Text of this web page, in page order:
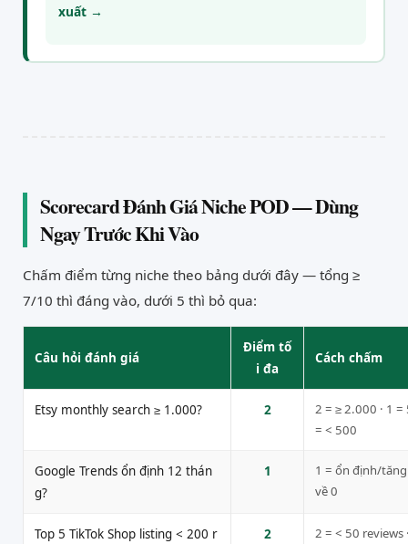
xuất →
Scorecard Đánh Giá Niche POD — Dùng
Ngay Trước Khi Vào
Chấm điểm từng niche theo bảng dưới đây — tổng ≥
7/10 thì đáng vào, dưới 5 thì bỏ qua:
Câu hỏi đánh giá
Điểm tố
i đa
Cách chấm
Etsy monthly search ≥ 1.000? 2
2 = ≥ 2.000 · 1
= < 500
Google Trends ổn định 12 thán
g?
1
1 = ổn định/tăng
về 0
Top 5 TikTok Shop listing < 200 r
2
2 = < 50 reviews